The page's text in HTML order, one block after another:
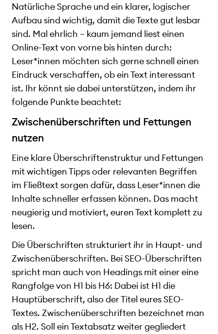
Natürliche Sprache und ein klarer, logischer
Aufbau sind wichtig, damit die Texte gut lesbar
sind. Mal ehrlich – kaum jemand liest einen
Online-Text von vorne bis hinten durch:
Leser*innen möchten sich gerne schnell einen
Eindruck verschaffen, ob ein Text interessant
ist. Ihr könnt sie dabei unterstützen, indem ihr
folgende Punkte beachtet:
Zwischenüberschriften und Fettungen
nutzen
Eine klare Überschriftenstruktur und Fettungen
mit wichtigen Tipps oder relevanten Begriffen
im Fließtext sorgen dafür, dass Leser*innen die
Inhalte schneller erfassen können. Das macht
neugierig und motiviert, euren Text komplett zu
lesen.
Die Überschriften strukturiert ihr in Haupt- und
Zwischenüberschriften. Bei SEO-Überschriften
spricht man auch von Headings mit einer eine
Rangfolge von H1 bis H6: Dabei ist H1 die
Hauptüberschrift, also der Titel eures SEO-
Textes. Zwischenüberschriften bezeichnet man
als H2. Soll ein Textabsatz weiter gegliedert